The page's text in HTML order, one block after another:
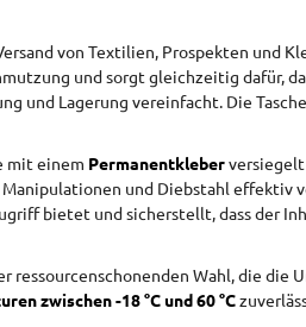
von Textilien, Prospekten und
und sorgt gleichzeitig dafür,
und Lagerung vereinfacht. Die
mit einem Permanentkleber
und Diebstahl effektiv
bietet und sicherstellt, dass der
ressourcenschonenden Wahl, die die
zwischen -18 °C und 60 °C